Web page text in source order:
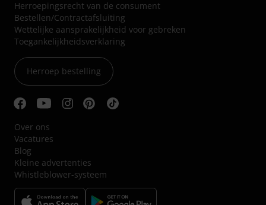
Herroepingsrecht van de consument
Bestellen/Contractafsluiting
Wettelijke aansprakelijkheid voor gebreken
Toegankelijkheidsverklaring
Herroep bestelling
Over ons
Vacatures
Blog
Kleine advertenties
Whistleblower-systeem